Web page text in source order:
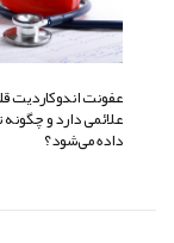
عفونت اندوکاردیت
علائمی دارد و
داده می‌شود؟